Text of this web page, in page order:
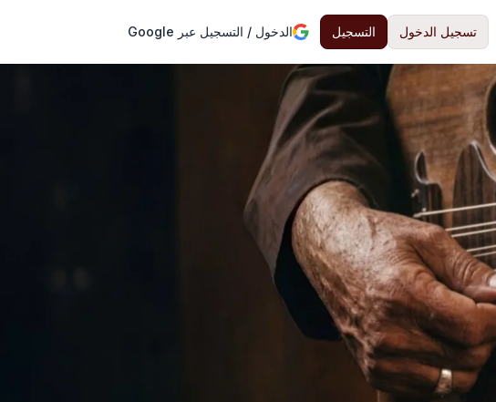
تسجيل الدخول التسجيل الدخول / التسجيل عبر Google